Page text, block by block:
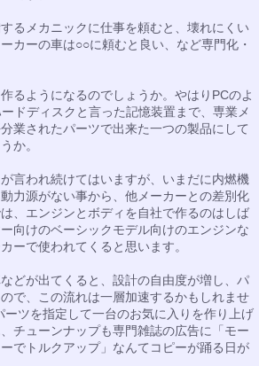
るメカニックに仕事を頼むと、壊れにくい
カーの車は○○に頼むと良い、など専門化・
るようになるのでしょうか。やはりPCのよ
ドディスクと言った記憶装置まで、専業メ
業されたパーツで出来た一つの製品にして
か。
言われ続けてはいますが、いまだに内燃機
力源がない事から、他メーカーとの差別化
、エンジンとボディを自社で作るのはしば
向けのベーシックモデル向けのエンジンな
ーで使われてくると思います。
どが出てくると、設計の自由度が増し、パ
で、この流れは一層加速するかもしれませ
ツを指定して一台のお気に入りを作り上げ
チューンナップも専門雑誌の広告に「モー
でトルクアップ」なんてコピーが踊る日が